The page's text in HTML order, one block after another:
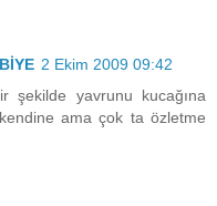
2 Ekim 2009 09:42
şekilde yavrunu kucağına
ama çok ta özletme